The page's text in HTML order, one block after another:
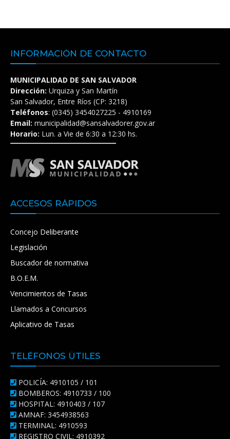
INFORMACIÓN DE CONTACTO
MUNICIPALIDAD DE SAN SALVADOR
Dirección: Urquiza y San Martín
San Salvador, Entre Ríos (CP: 3218)
Teléfonos: (0345) 3454027225 - 4910169
Email: municipalidad@sansalvadorer.gov.ar
Horario: Lun. a Vie de 6:30 a 12:30 hs.
ACCESOS RÁPIDOS
Concejo Deliberante
Legislación
Buscador de normativa
B.O.E.M.
Vencimientos de Tasas
Llamados a Concursos
Aplicativo de Tasas
TELÉFONOS ÚTILES
POLICÍA: 4910105 / 101
BOMBEROS: 4910733 / 100
HOSPITAL: 4910403 / 107
AMNAF: 3454938563
TERMINAL: 4910593
REGISTRO CIVIL: 4910392